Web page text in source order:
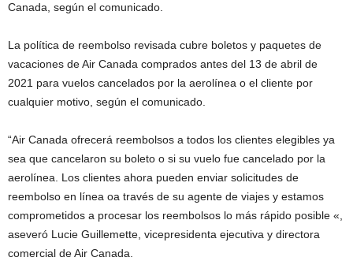
Canada, según el comunicado.
La política de reembolso revisada cubre boletos y paquetes de
vacaciones de Air Canada comprados antes del 13 de abril de
2021 para vuelos cancelados por la aerolínea o el cliente por
cualquier motivo, según el comunicado.
“Air Canada ofrecerá reembolsos a todos los clientes elegibles ya
sea que cancelaron su boleto o si su vuelo fue cancelado por la
aerolínea. Los clientes ahora pueden enviar solicitudes de
reembolso en línea oa través de su agente de viajes y estamos
comprometidos a procesar los reembolsos lo más rápido posible «,
aseveró Lucie Guillemette, vicepresidenta ejecutiva y directora
comercial de Air Canada.